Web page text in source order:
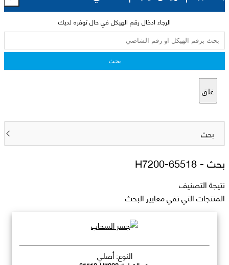
الرجاء ادخال رقم الهيكل في حال توفره لديك
بحث
غلق
بحث
بحث -65518-H7200
نتيجة التصنيف
المنتجات التي تفي معايير البحث
النوع: أصلي